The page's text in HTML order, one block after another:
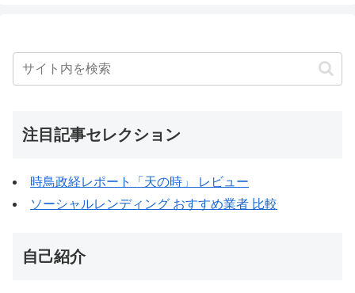
注目記事セレクション
時鳥政経レポート「天の時」 レビュー
ソーシャルレンディング おすすめ業者 比較
自己紹介